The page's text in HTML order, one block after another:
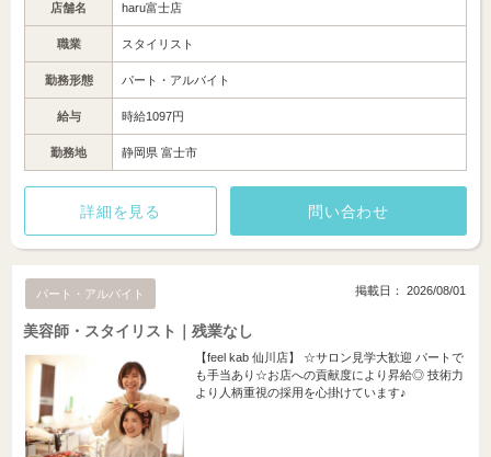
店舗名 haru富士店
職業 スタイリスト
勤務形態 パート・アルバイト
給与 時給1097円
勤務地 静岡県 富士市
詳細を見る 問い合わせ
パート・アルバイト 掲載日： 2026/08/01
美容師・スタイリスト｜残業なし
【feel kab 仙川店】 ☆サロン見学大歓迎 パートで
も手当あり☆お店への貢献度により昇給◎ 技術力
より人柄重視の採用を心掛けています♪